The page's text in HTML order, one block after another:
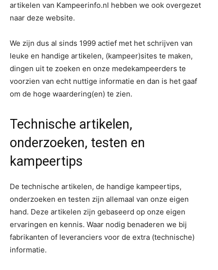
artikelen van Kampeerinfo.nl hebben we ook overgezet
naar deze website.
We zijn dus al sinds 1999 actief met het schrijven van
leuke en handige artikelen, (kampeer)sites te maken,
dingen uit te zoeken en onze medekampeerders te
voorzien van echt nuttige informatie en dan is het gaaf
om de hoge waardering(en) te zien.
Technische artikelen,
onderzoeken, testen en
kampeertips
De technische artikelen, de handige kampeertips,
onderzoeken en testen zijn allemaal van onze eigen
hand. Deze artikelen zijn gebaseerd op onze eigen
ervaringen en kennis. Waar nodig benaderen we bij
fabrikanten of leveranciers voor de extra (technische)
informatie.